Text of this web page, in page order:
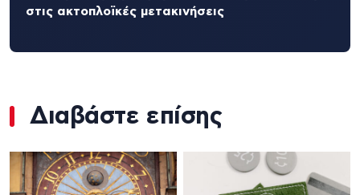
στις ακτοπλοϊκές μετακινήσεις
Διαβάστε επίσης